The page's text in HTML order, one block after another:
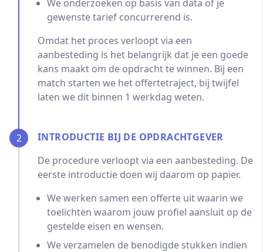
We onderzoeken op basis van data of je
gewenste tarief concurrerend is.
Omdat het proces verloopt via een
aanbesteding is het belangrijk dat je een goede
kans maakt om de opdracht te winnen. Bij een
match starten we het offertetraject, bij twijfel
laten we dit binnen 1 werkdag weten.
2
INTRODUCTIE BIJ DE OPDRACHTGEVER
De procedure verloopt via een aanbesteding. De
eerste introductie doen wij daarom op papier.
We werken samen een offerte uit waarin we
toelichten waarom jouw profiel aansluit op de
gestelde eisen en wensen.
We verzamelen de benodigde stukken indien